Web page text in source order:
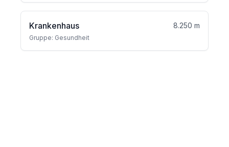
Krankenhaus 8.250 m
Gruppe: Gesundheit